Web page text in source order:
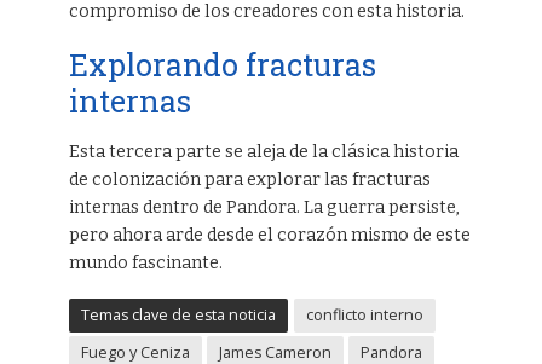
compromiso de los creadores con esta historia.
Explorando fracturas
internas
Esta tercera parte se aleja de la clásica historia
de colonización para explorar las fracturas
internas dentro de Pandora. La guerra persiste,
pero ahora arde desde el corazón mismo de este
mundo fascinante.
Temas clave de esta noticia
conflicto interno
Fuego y Ceniza
James Cameron Pandora